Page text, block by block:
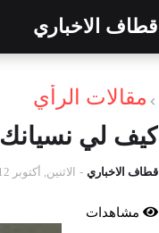
قطاف الاخباري
مقالات الرأي
كيف لي نسيانك
قطاف الاخباري - الاثنين, أكتوبر 12, 2020
مشاهدات